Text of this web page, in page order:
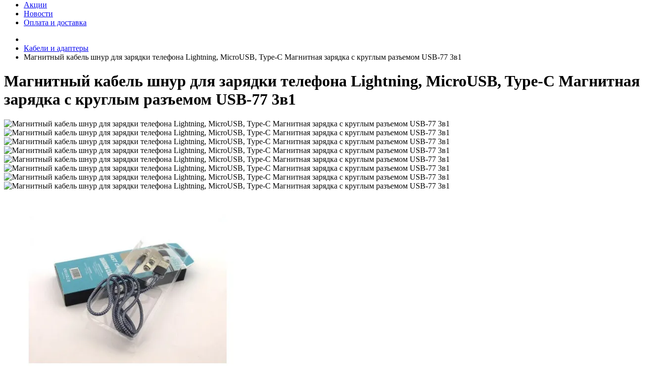
Акции
Новости
Оплата и доставка
Кабели и адаптеры
Магнитный кабель шнур для зарядки телефона Lightning, MicroUSB, Type-C Магнитная зарядка с круглым разъемом USB-77 3в1
Магнитный кабель шнур для зарядки телефона Lightning, MicroUSB, Type-C Магнитная
зарядка с круглым разъемом USB-77 3в1